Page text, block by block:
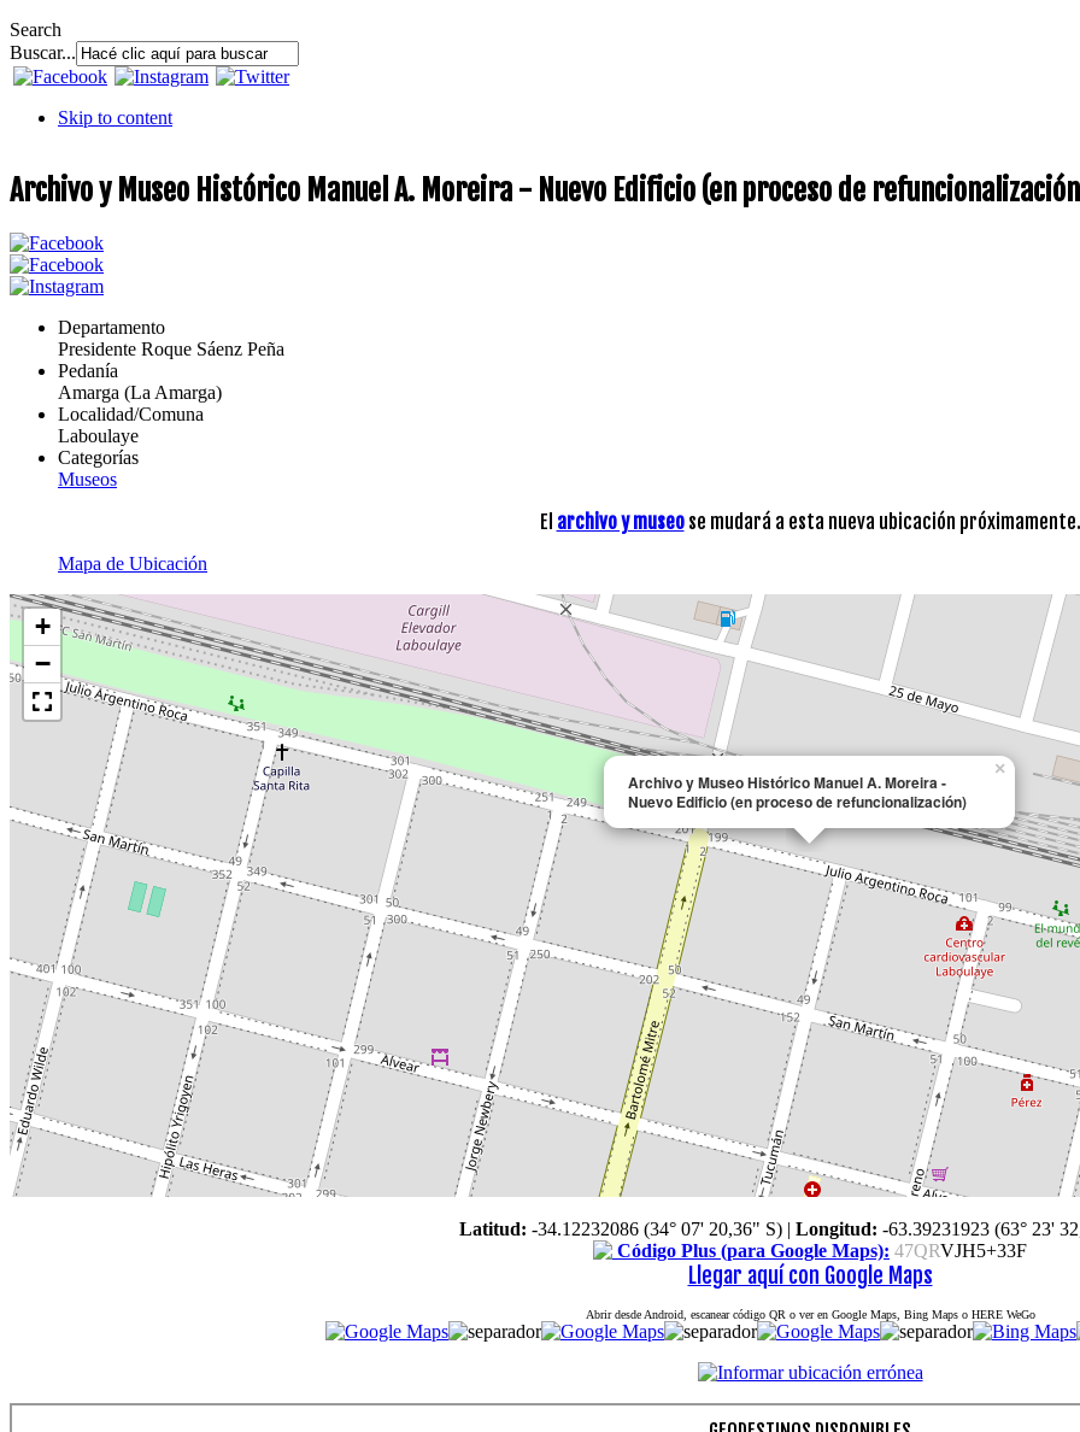
Search
Buscar...
Skip to content
Archivo y Museo Histórico Manuel A. Moreira - Nuevo Edificio (en proceso de
Departamento
Presidente Roque Sáenz Peña
Pedanía
Amarga (La Amarga)
Localidad/Comuna
Laboulaye
Categorías
Museos
El archivo y museose mudará a esta nueva ubicación próximamente.
Mapa de Ubicación
Archivo y Museo Histórico Manuel A. Moreira -
Nuevo Edificio (en proceso de refuncionalización)
×
+
−
Latitud: -34.12232086 (34° 07' 20,36" S) | Longitud: -63.39231923 (63° 23'
Código Plus (para Google Maps): 47QRVJH5+33F
Llegar aquí con Google Maps
Abrir desde Android, escanear código QR o ver en Google Maps, Bing Maps o HERE WeGo